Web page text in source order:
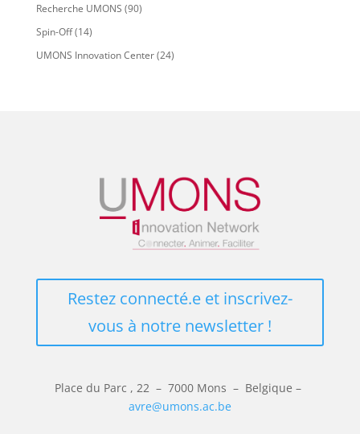
Recherche UMONS (90)
Spin-Off(14)
UMONS Innovation Center(24)
Restez connecté.e et inscrivez-
vous à notre newsletter !
Place du Parc , 22 – 7000 Mons – Belgique –
avre@umons.ac.be